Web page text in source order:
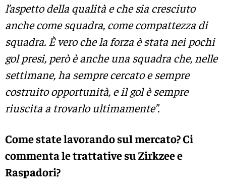
l’aspetto della qualità e che sia cresciuto
anche come squadra, come compattezza di
squadra. È vero che la forza è stata nei pochi
gol presi, però è anche una squadra che, nelle
settimane, ha sempre cercato e sempre
costruito opportunità, e il gol è sempre
riuscita a trovarlo ultimamente”.
Come state lavorando sul mercato? Ci
commenta le trattative su Zirkzee e
Raspadori?